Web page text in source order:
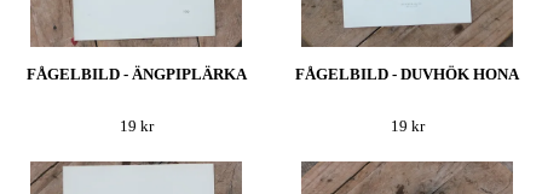
FÅGELBILD - ÄNGPIPLÄRKA
19 kr
FÅGELBILD - DUVHÖK HONA
19 kr